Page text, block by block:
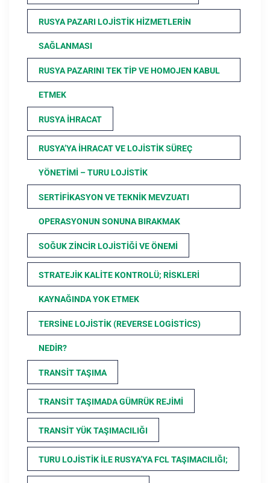
RUSYA PAZARI LOJISTIK HIZMETLERIN
SAĞLANMASI
RUSYA PAZARINI TEK TIP VE HOMOJEN KABUL
ETMEK
RUSYA İHRACAT
RUSYA’YA İHRACAT VE LOJISTIK SÜREÇ
YÖNETIMI – TURU LOJISTIK
SERTIFIKASYON VE TEKNIK MEVZUATI
OPERASYONUN SONUNA BIRAKMAK
SOĞUK ZINCIR LOJISTIĞI VE ÖNEMI
STRATEJIK KALITE KONTROLÜ; RISKLERI
KAYNAĞINDA YOK ETMEK
TERSINE LOJISTIK (REVERSE LOGISTICS)
NEDIR?
TRANSIT TAŞIMA
TRANSIT TAŞIMADA GÜMRÜK REJIMI
TRANSIT YÜK TAŞIMACILIĞI
TURU LOJISTIK ILE RUSYA’YA FCL TAŞIMACILIĞI;